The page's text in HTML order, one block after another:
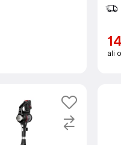
ali